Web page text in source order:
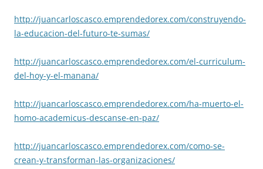
http://juancarloscasco.emprendedorex.com/construyendo-
la-educacion-del-futuro-te-sumas/
http://juancarloscasco.emprendedorex.com/el-curriculum-
del-hoy-y-el-manana/
http://juancarloscasco.emprendedorex.com/ha-muerto-el-
homo-academicus-descanse-en-paz/
http://juancarloscasco.emprendedorex.com/como-se-
crean-y-transforman-las-organizaciones/